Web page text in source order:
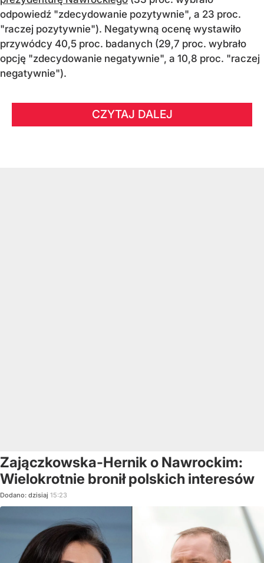
odpowiedź "zdecydowanie pozytywnie", a 23 proc.
"raczej pozytywnie"). Negatywną ocenę wystawiło
przywódcy 40,5 proc. badanych (29,7 proc. wybrało
opcję "zdecydowanie negatywnie", a 10,8 proc. "raczej
negatywnie").
CZYTAJ DALEJ
Zajączkowska-Hernik o Nawrockim:
Wielokrotnie bronił polskich interesów
Dodano: dzisiaj 15:23